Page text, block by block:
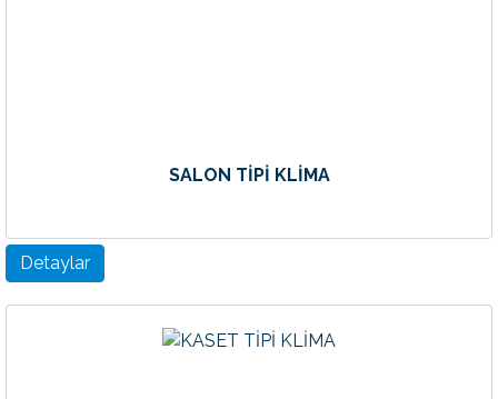
SALON TİPİ KLİMA
Detaylar